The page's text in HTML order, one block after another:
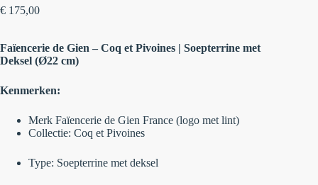
€ 175,00
Faïencerie de Gien – Coq et Pivoines | Soepterrine met
Deksel (Ø22 cm)
Kenmerken:
Merk Faïencerie de Gien France (logo met lint)
Collectie: Coq et Pivoines
Type: Soepterrine met deksel